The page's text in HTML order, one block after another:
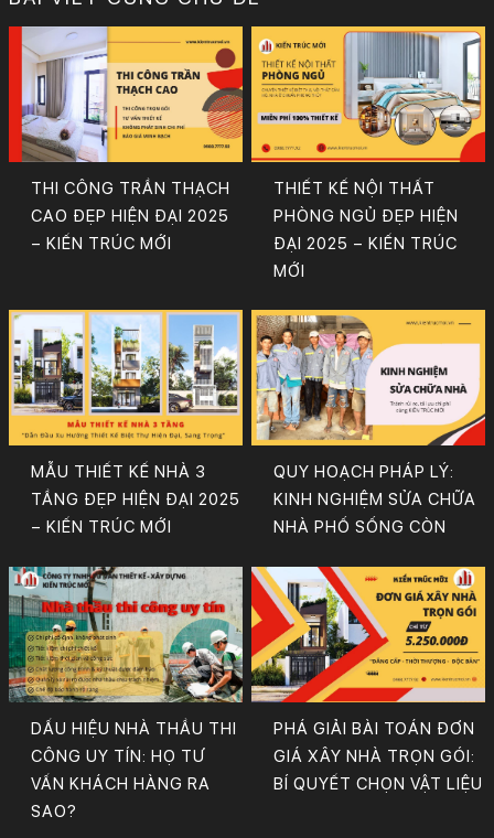
THI CÔNG TRẦN THẠCH
CAO ĐẸP HIỆN ĐẠI 2025
– KIẾN TRÚC MỚI
THIẾT KẾ NỘI THẤT
PHÒNG NGỦ ĐẸP HIỆN
ĐẠI 2025 – KIẾN TRÚC
MỚI
MẪU THIẾT KẾ NHÀ 3
TẦNG ĐẸP HIỆN ĐẠI 2025
– KIẾN TRÚC MỚI
QUY HOẠCH PHÁP LÝ:
KINH NGHIỆM SỬA CHỮA
NHÀ PHỐ SỐNG CÒN
DẤU HIỆU NHÀ THẦU THI
CÔNG UY TÍN: HỌ TƯ
VẤN KHÁCH HÀNG RA
SAO?
PHÁ GIẢI BÀI TOÁN ĐƠN
GIÁ XÂY NHÀ TRỌN GÓI:
BÍ QUYẾT CHỌN VẬT LIỆU